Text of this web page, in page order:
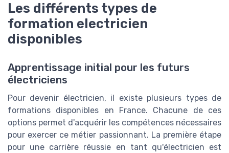
Les différents types de
formation electricien
disponibles
Apprentissage initial pour les futurs
électriciens
Pour devenir électricien, il existe plusieurs types de
formations disponibles en France. Chacune de ces
options permet d'acquérir les compétences nécessaires
pour exercer ce métier passionnant. La première étape
pour une carrière réussie en tant qu'électricien est